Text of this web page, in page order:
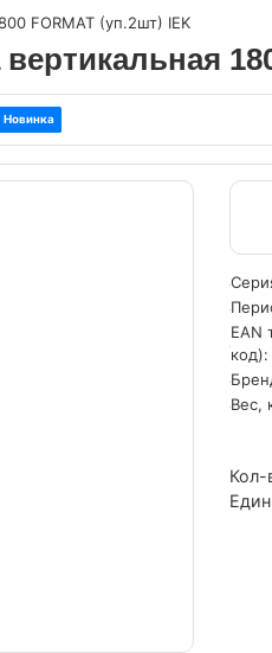
FORMAT (уп.2шт) IEK
Новинка
EAN
код):
Вес,
Кол-